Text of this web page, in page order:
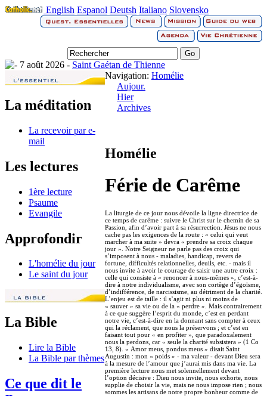
English Espanol Deutsh Italiano Slovensko
7 août 2026 - Saint Gaétan de Thienne
La méditation
La recevoir par e-
mail
Les lectures
1ère lecture
Psaume
Evangile
Approfondir
L'homélie du jour
Le saint du jour
La Bible
Lire la Bible
La Bible par thèmes
Ce que dit le
Navigation: Homélie
Aujour.
Hier
Archives
Homélie
Férie de Carême
La liturgie de ce jour nous dévoile la ligne directrice de
ce temps de carême : suivre le Christ sur le chemin de sa
Passion, afin d’avoir part à sa résurrection. Jésus ne nous
cache pas les exigences de la route : « celui qui veut
marcher à ma suite » devra « prendre sa croix chaque
jour ». Notre Seigneur ne parle pas des croix qui
s’imposent à nous - maladies, handicap, revers de
fortune, difficultés relationnelles, deuils, etc. - mais il
nous invite à avoir le courage de saisir une autre croix :
celle qui consiste à « renoncer à nous-mêmes », c’est-à-
dire à notre individualisme, avec son cortège d’égoïsme,
d’indifférence, de narcissisme, au détriment de la charité.
L’enjeu est de taille : il s’agit ni plus ni moins de
« sauver » sa vie ou de la « perdre ». Mais contrairement
à ce que suggère l’esprit du monde, c’est en perdant
notre vie, c’est-à-dire en la donnant sans compter à ceux
qui la réclament, que nous la préservons ; et c’est en
faisant tout pour « en profiter », que paradoxalement
nous la perdons, car « seule la charité subsistera » (1 Co
13, 8). « Amor meus, pondus meus » disait Saint
Augustin : mon « poids » - ma valeur - devant Dieu sera
à la mesure de l’amour que j’aurai mis dans ma vie. La
première lecture nous met solennellement devant
l’option décisive : Dieu nous invite, nous exhorte, nous
supplie de choisir la vie, mais ne nous impose rien ; nous
sommes les artisans de notre propre bonheur comme de